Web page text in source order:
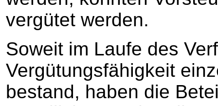
vergütet werden.
Soweit im Laufe des
Vergütungsfähigkeit
bestand, haben die